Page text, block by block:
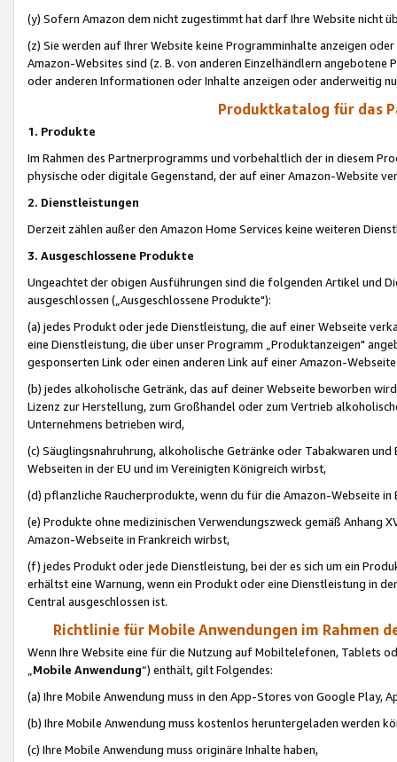
(y) Sofern Amazon dem nicht zugestimmt hat darf Ihre Website nicht
(z) Sie werden auf Ihrer Website keine Programminhalte anzeigen
Amazon-Websites sind (z. B. von anderen Einzelhändlern
oder anderen Informationen oder Inhalte anzeigen oder anderweitig
Produktkatalog für das
1. Produkte
Im Rahmen des Partnerprogramms und vorbehaltlich der in diesem
physische oder digitale Gegenstand, der auf einer Amazon-Website
2. Dienstleistungen
Derzeit zählen außer den Amazon Home Services keine weiteren
3. Ausgeschlossene Produkte
Ungeachtet der obigen Ausführungen sind die folgenden Artikel und
ausgeschlossen („Ausgeschlossene Produkte"):
(a) jedes Produkt oder jede Dienstleistung, die auf einer Webseite
eine Dienstleistung, die über unser Programm „Produktanzeigen"
gesponserten Link oder einen anderen Link auf einer Amazon-
(b) jedes alkoholische Getränk, das auf deiner Webseite beworben
Lizenz zur Herstellung, zum Großhandel oder zum Vertrieb
Unternehmens betrieben wird,
(c) Säuglingsnahruhrung, alkoholische Getränke oder Tabakwaren
Webseiten in der EU und im Vereinigten Königreich wirbst,
(d) pflanzliche Raucherprodukte, wenn du für die Amazon-Webseite in
(e) Produkte ohne medizinischen Verwendungszweck gemäß Anhang
Amazon-Webseite in Frankreich wirbst,
(f) jedes Produkt oder jede Dienstleistung, bei der es sich um ein
erhältst eine Warnung, wenn ein Produkt oder eine Dienstleistung in
Central ausgeschlossen ist.
Richtlinie für Mobile Anwendungen im Rahmen
Wenn Ihre Website eine für die Nutzung auf Mobiltelefonen, Tablets
„Mobile Anwendung“) enthält, gilt Folgendes:
(a) Ihre Mobile Anwendung muss in den App-Stores von Google Play,
(b) Ihre Mobile Anwendung muss kostenlos heruntergeladen werden
(c) Ihre Mobile Anwendung muss originäre Inhalte haben,